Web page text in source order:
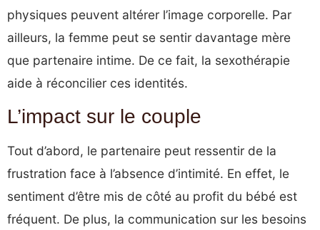
physiques peuvent altérer l’image corporelle. Par
ailleurs, la femme peut se sentir davantage mère
que partenaire intime. De ce fait, la sexothérapie
aide à réconcilier ces identités.
L’impact sur le couple
Tout d’abord, le partenaire peut ressentir de la
frustration face à l’absence d’intimité. En effet, le
sentiment d’être mis de côté au profit du bébé est
fréquent. De plus, la communication sur les besoins